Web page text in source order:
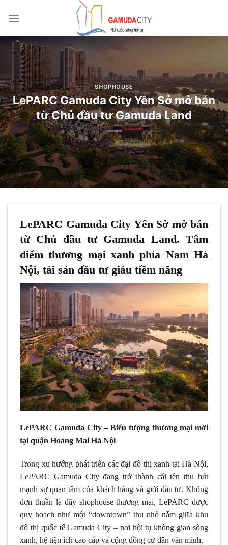
qua
dung
SHOPHOUSE
LePARC Gamuda City Yên Sở mở bán
từ Chủ đầu tư Gamuda Land
LePARC Gamuda City Yên Sở mở bán
từ Chủ đầu tư Gamuda Land. Tâm
điểm thương mại xanh phía Nam Hà
Nội, tài sản đầu tư giàu tiềm năng
LePARC Gamuda City – Biểu tượng thương mại mới
tại quận Hoàng Mai Hà Nội
Trong xu hướng phát triển các đại đô thị xanh tại Hà Nội,
LePARC Gamuda City đang trở thành cái tên thu hút
mạnh sự quan tâm của khách hàng và giới đầu tư. Không
đơn thuần là dãy shophouse thương mại, LePARC được
quy hoạch như một “downtown” thu nhỏ nằm giữa khu
đô thị quốc tế Gamuda City – nơi hội tụ không gian sống
xanh, hệ tiện ích cao cấp và cộng đồng cư dân văn minh.